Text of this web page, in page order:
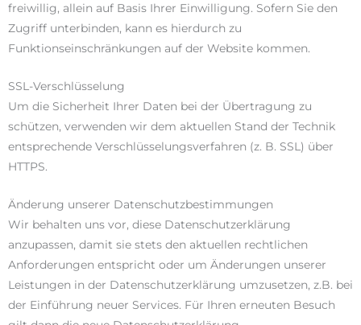
freiwillig, allein auf Basis Ihrer Einwilligung. Sofern Sie den
Zugriff unterbinden, kann es hierdurch zu
Funktionseinschränkungen auf der Website kommen.
SSL-Verschlüsselung
Um die Sicherheit Ihrer Daten bei der Übertragung zu
schützen, verwenden wir dem aktuellen Stand der Technik
entsprechende Verschlüsselungsverfahren (z. B. SSL) über
HTTPS.
Änderung unserer Datenschutzbestimmungen
Wir behalten uns vor, diese Datenschutzerklärung
anzupassen, damit sie stets den aktuellen rechtlichen
Anforderungen entspricht oder um Änderungen unserer
Leistungen in der Datenschutzerklärung umzusetzen, z.B. bei
der Einführung neuer Services. Für Ihren erneuten Besuch